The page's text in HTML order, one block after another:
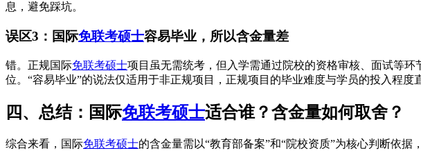
息，避免踩坑。
误区3：国际免联考硕士容易毕业，所以含金量差
错。正规国际免联考硕士项目虽无需统考，但入学需通过院校的资格审核、面试等
位。“容易毕业”的说法仅适用于非正规项目，正规项目的毕业难度与学员的投入程度
四、总结：国际免联考硕士适合谁？含金量如何取舍？
综合来看，国际免联考硕士的含金量需以“教育部备案”和“院校资质”为核心判断依